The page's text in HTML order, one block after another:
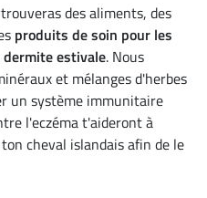
des aliments, des
produits de soin pour les
estivale. Nous
et mélanges d'herbes
un système immunitaire
l'eczéma t'aideront à
cheval islandais afin de le